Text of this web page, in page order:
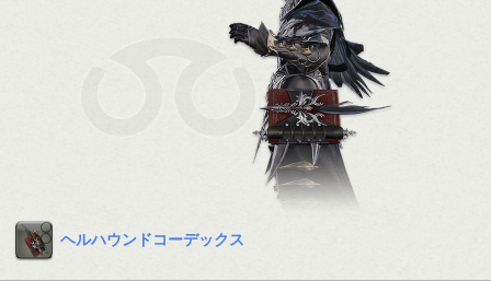
ヘルハウンドコーデックス